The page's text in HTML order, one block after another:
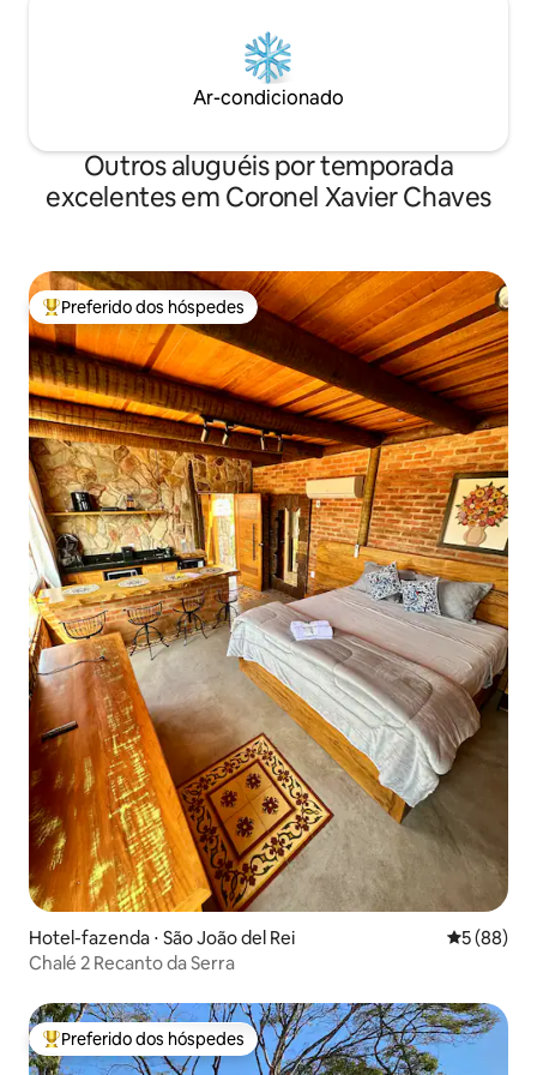
Ar-condicionado
Outros aluguéis por temporada
excelentes em Coronel Xavier Chaves
Entre os melhores preferidos dos hóspedes
Preferido dos hóspedes
Hotel-fazenda ⋅ São João del Rei 5 de uma
5 (88)
Chalé 2 Recanto da Serra
Entre os melhores preferidos dos hóspedes
Preferido dos hóspedes